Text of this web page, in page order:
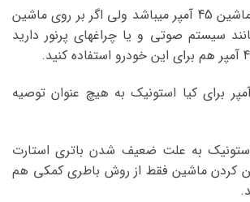
باطری فابریک این ماشین 45 آمپر میباشد ولی اگر بر روی ماشین
سیستم صوتی و یا چراغهای پرنور دارید
کمتر از 45 آمپر برای کیا استونیک به هیچ عنوان توصیه
به علت ضعیف شدن باتری استارت
کردن ماشین فقط از روش باطری کمکی هم